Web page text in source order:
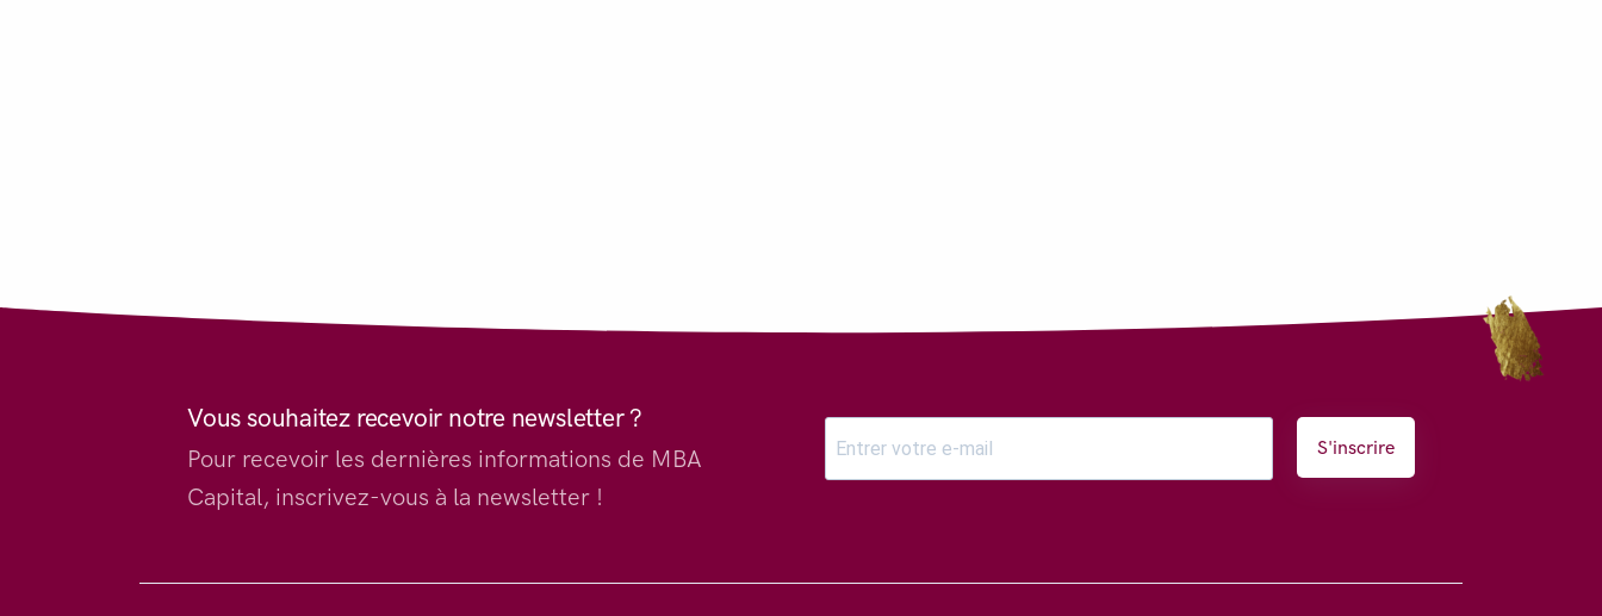
Vous souhaitez recevoir notre newsletter ?
Pour recevoir les dernières informations de MBA
Capital, inscrivez-vous à la newsletter !
S'inscrire